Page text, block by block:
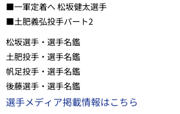
■一軍定着へ 松坂健太選手
■土肥義弘投手パート2
松坂選手・選手名鑑
土肥投手・選手名鑑
帆足投手・選手名鑑
後藤選手・選手名鑑
選手メディア掲載情報はこちら